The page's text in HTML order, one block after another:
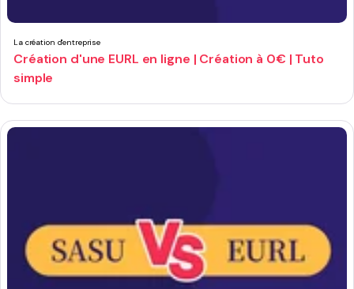
La création d'entreprise
Création d'une EURL en ligne | Création à 0€ | Tuto
simple